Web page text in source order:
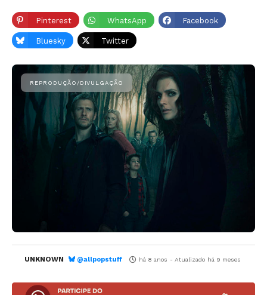
Pinterest WhatsApp Facebook
Bluesky Twitter
UNKNOWN @allpopstuff há 8 anos - Atualizado há 9 meses